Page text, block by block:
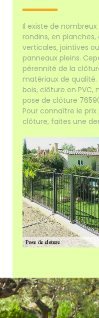
Il existe de
rondins, en
verticales, jointives
panneaux pleins.
pérennité de la
matériaux de
bois, clôture en PVC,
pose de clôture
Pour connaître le
clôture, faites une